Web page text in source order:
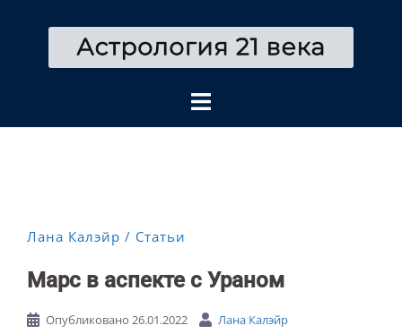
содержимому
Лана Калэйр Статьи
Марс в аспекте с Ураном
Опубликовано 26.01.2022 Лана Калэйр